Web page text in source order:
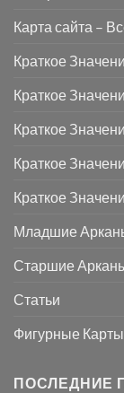
Карта сайта –
Краткое
Краткое
Краткое
Краткое
Краткое
Младшие
Старшие
Статьи
Фигурные
ПОСЛЕДНИЕ